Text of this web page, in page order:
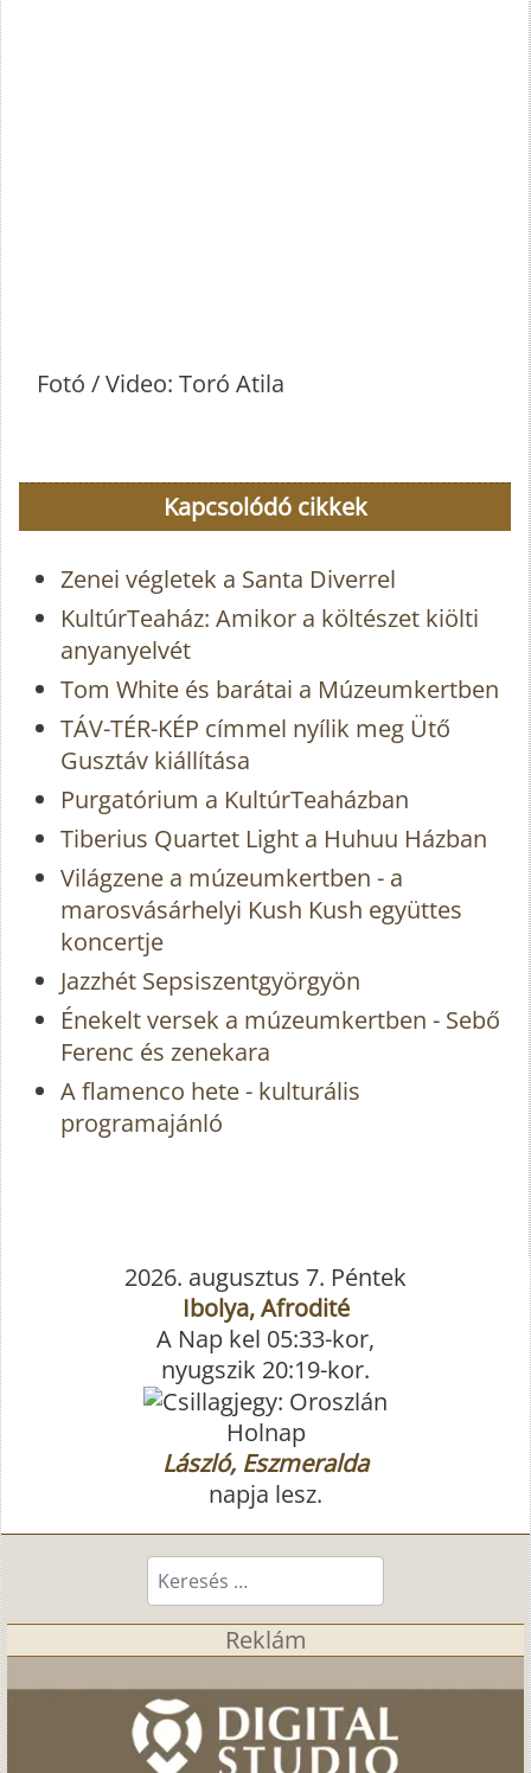
Fotó / Video: Toró Atila
Kapcsolódó cikkek
Zenei végletek a Santa Diverrel
KultúrTeaház: Amikor a költészet kiölti
anyanyelvét
Tom White és barátai a Múzeumkertben
TÁV-TÉR-KÉP címmel nyílik meg Ütő
Gusztáv kiállítása
Purgatórium a KultúrTeaházban
Tiberius Quartet Light a Huhuu Házban
Világzene a múzeumkertben - a
marosvásárhelyi Kush Kush együttes
koncertje
Jazzhét Sepsiszentgyörgyön
Énekelt versek a múzeumkertben - Sebő
Ferenc és zenekara
A flamenco hete - kulturális
programajánló
2026. augusztus 7. Péntek
Ibolya, Afrodité
A Nap kel 05:33-kor,
nyugszik 20:19-kor.
Holnap
László, Eszmeralda
napja lesz.
Keresés...
Reklám